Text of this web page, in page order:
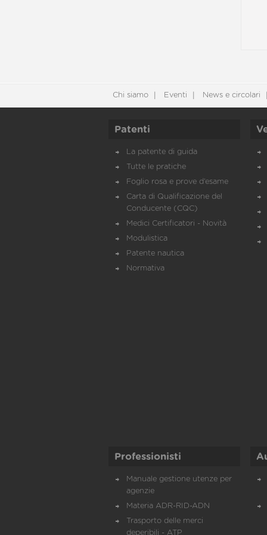
Chi siamo Eventi News e circolari
Patenti
La patente di guida
Tutte le pratiche
Foglio rosa e prove d’esame
Carta di Qualificazione del
Conducente (CQC)
Medici Certificatori - Novità
Modulistica
Patente nautica
Normativa
Professionisti
Manuale gestione utenze per
agenzie
Materia ADR-RID-ADN
Trasporto delle merci
deperibili - ATP